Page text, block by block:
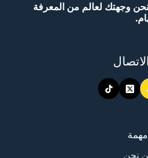
وجهتك لعالم من المعرفة
نحن